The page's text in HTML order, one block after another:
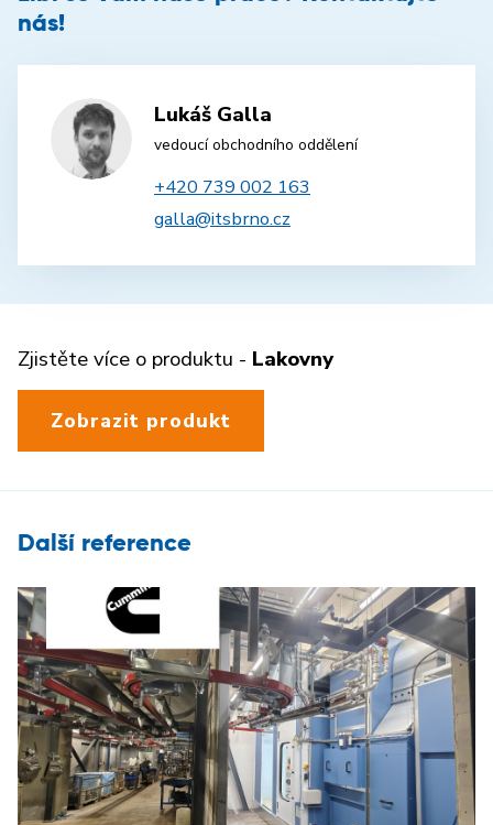
nás!
Lukáš Galla
vedoucí obchodního oddělení
+420 739 002 163
galla@itsbrno.cz
Zjistěte více o produktu - Lakovny
Zobrazit produkt
Další reference